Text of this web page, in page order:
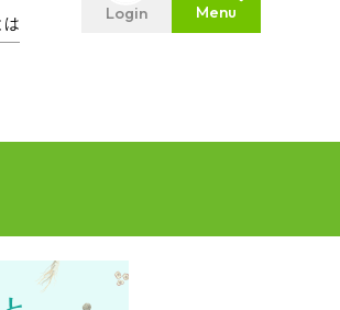
Login Menu
は